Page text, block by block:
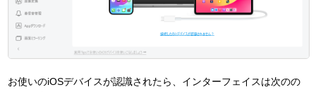
お使いのiOSデバイスが認識されたら、インターフェイスは次のの